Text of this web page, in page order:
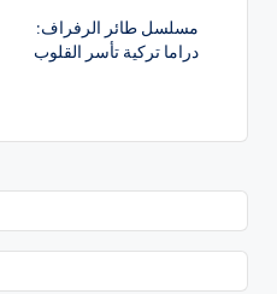
المقالات
مسلسل طائر الرفراف:
دراما تركية تأسر القلوب